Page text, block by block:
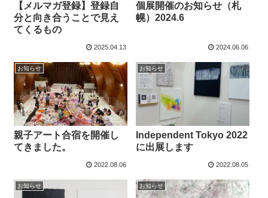
【メルマガ登録】登録自
分と向き合うことで見え
てくるもの
2025.04.13
個展開催のお知らせ（札
幌）2024.6
2024.06.06
お知らせ
親子アート合宿を開催し
てきました。
2022.08.06
お知らせ
Independent Tokyo 2022​
に出展します
2022.08.05
お知らせ お知らせ